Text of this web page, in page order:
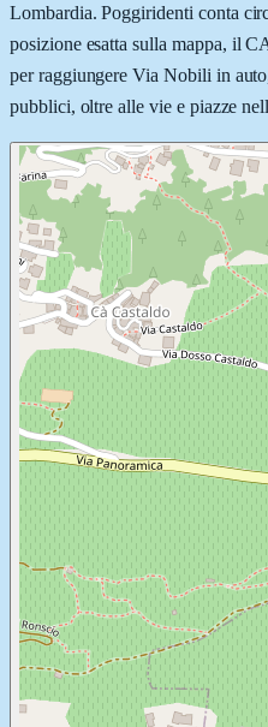
Lombardia. Poggiridenti conta
posizione esatta sulla mappa, il
per raggiungere Via Nobili in
pubblici, oltre alle vie e piazze